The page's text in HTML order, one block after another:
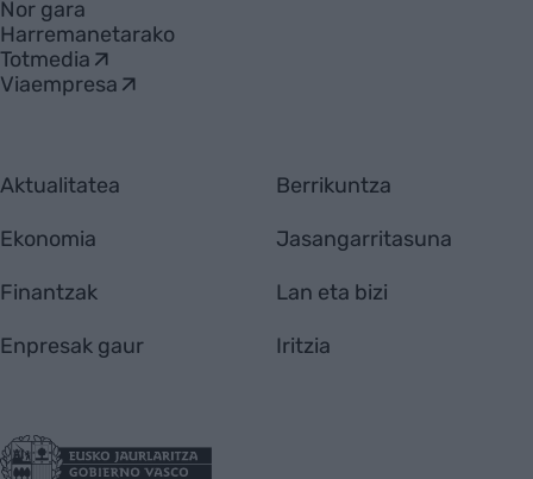
Nor gara
Harremanetarako
Totmedia
Viaempresa
Aktualitatea
Ekonomia
Finantzak
Enpresak gaur
Berrikuntza
Jasangarritasuna
Lan eta bizi
Iritzia